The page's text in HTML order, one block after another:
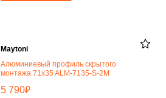
Maytoni
Алюминиевый профиль скрытого
монтажа 71x35 ALM-7135-S-2M
5 790₽